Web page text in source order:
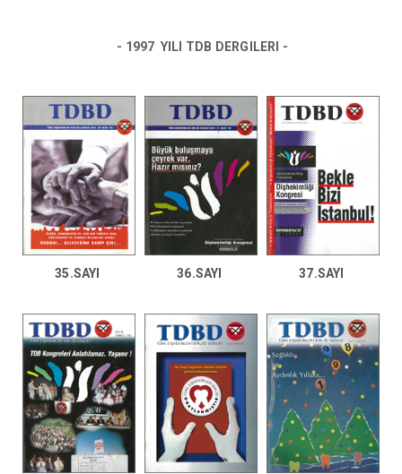
- 1997 YILI TDB DERGILERI -
35.SAYI 36.SAYI 37.SAYI